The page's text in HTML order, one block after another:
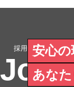
Join
安心の
あなた